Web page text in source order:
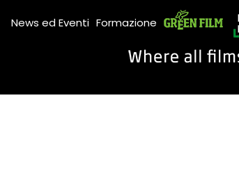
News ed Eventi Formazione Green Film